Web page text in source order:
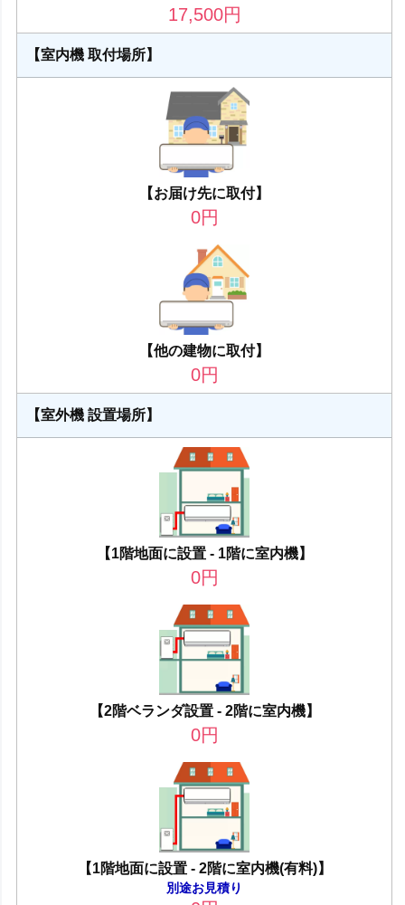
17,500円
【室内機 取付場所】
【お届け先に取付】
0円
【他の建物に取付】
0円
【室外機 設置場所】
【1階地面に設置 - 1階に室内機】
0円
【2階ベランダ設置 - 2階に室内機】
0円
【1階地面に設置 - 2階に室内機(有料)】
別途お見積り